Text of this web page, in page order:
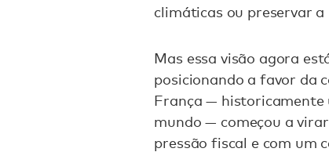
climáticas ou preservar a
Mas essa visão agora
posicionando a favor da
França — historicamente
mundo — começou a
pressão fiscal e com um